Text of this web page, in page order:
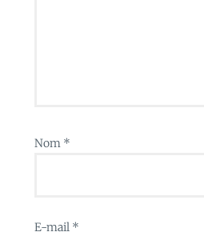
Nom *
E-mail *